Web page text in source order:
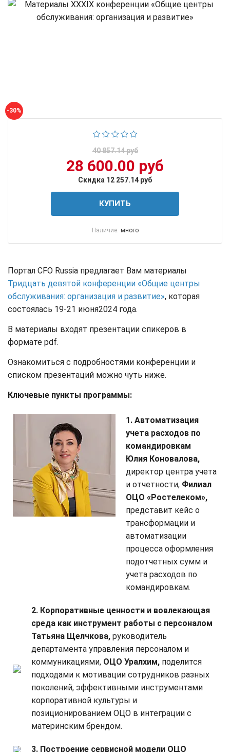
-30%
40 857.14 руб
28 600.00 руб
Скидка 12 257.14 руб
КУПИТЬ
Наличие: много
Портал CFO Russia предлагает Вам материалы
Тридцать девятой конференции «Общие центры
обслуживания: организация и развитие», которая
состоялась 19-21 июня2024 года.
В материалы входят презентации спикеров в
формате pdf.
Ознакомиться с подробностями конференции и
списком презентаций можно чуть ниже.
Ключевые пункты программы:
1. Автоматизация
учета расходов по
командировкам
Юлия Коновалова,
директор центра учета
и отчетности, Филиал
ОЦО «Ростелеком»,
представит кейс о
трансформации и
автоматизации
процесса оформления
подотчетных сумм и
учета расходов по
командировкам.
2. Корпоративные ценности и вовлекающая
среда как инструмент работы с персоналом
Татьяна Щелчкова, руководитель
департамента управления персоналом и
коммуникациями, ОЦО Уралхим, поделится
подходами к мотивации сотрудников разных
поколений, эффективными инструментами
корпоративной культуры и
позиционированием ОЦО в интеграции с
материнским брендом.
3. Построение сервисной модели ОЦО